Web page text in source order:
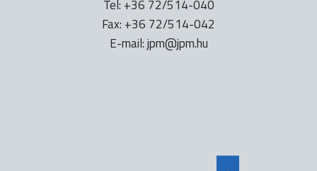
Tel: +36 72/514-040
Fax: +36 72/514-042
E-mail:uh.mpj@mpj